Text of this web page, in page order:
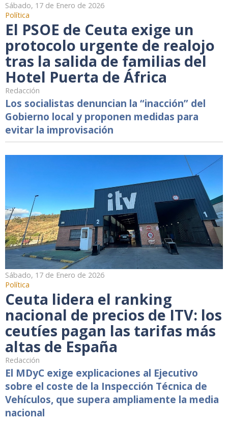
Sábado, 17 de Enero de 2026
Política
El PSOE de Ceuta exige un
protocolo urgente de realojo
tras la salida de familias del
Hotel Puerta de África
Redacción
Los socialistas denuncian la “inacción” del
Gobierno local y proponen medidas para
evitar la improvisación
Sábado, 17 de Enero de 2026
Política
Ceuta lidera el ranking
nacional de precios de ITV: los
ceutíes pagan las tarifas más
altas de España
Redacción
El MDyC exige explicaciones al Ejecutivo
sobre el coste de la Inspección Técnica de
Vehículos, que supera ampliamente la media
nacional